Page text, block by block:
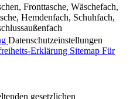
Fronttasche, Wäschefach,
Hemdenfach, Schuhfach,
Datenschutzeinstellungen
Erklärung Sitemap Für
gesetzlichen